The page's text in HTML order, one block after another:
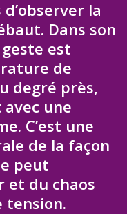
la
Dans son
est
de
degré près,
une
C’est une
de la façon
peut
et du chaos
tension.